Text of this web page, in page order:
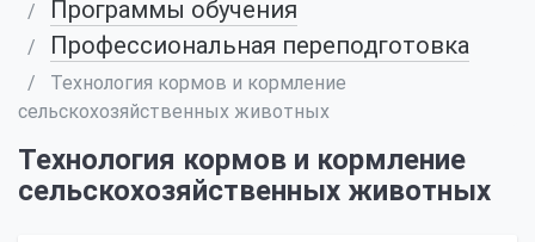
Программы обучения
Профессиональная переподготовка
Технология кормов и кормление
сельскохозяйственных животных
Технология кормов и кормление
сельскохозяйственных животных